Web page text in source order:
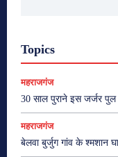
Topics
महराजगंज
30 साल पुराने इस जर्जर पुल
महराजगंज
बेलवा बुर्जुग गांव के श्मशान